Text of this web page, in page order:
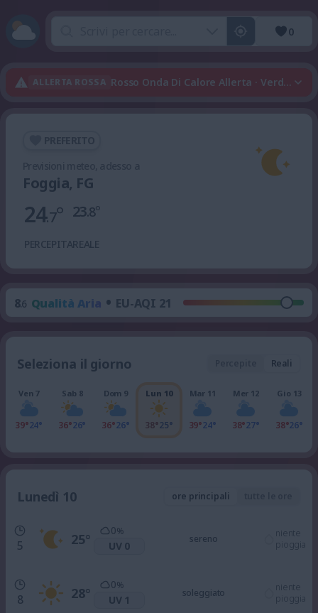
0
ALLERTA ROSSA Rosso Onda Di Calore Allerta · Verde
Foggia, FG
24.7°
PERCEPITA
23.8°
REALE
8.6 Qualità Aria • EU-AQI 21
Seleziona il giorno Reali
Ven 7
39°24°
Sab 8
36°26°
Dom 9
36°26°
Lun 10
38°25°
Mar 11
39°24°
Mer 12
38°27°
Gio 13
38°26°
Lunedì 10 ore principali
5 25°
0%
UV 0
sereno
niente
pioggia
8 28°
0%
UV 1
soleggiato
niente
pioggia